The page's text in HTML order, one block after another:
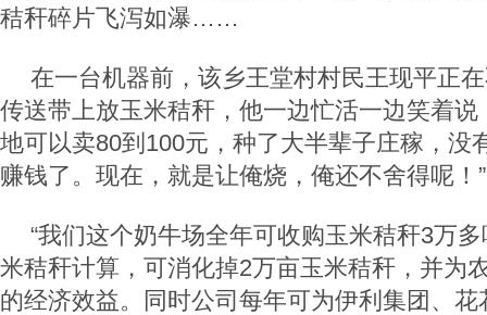
秸秆碎片飞泻如瀑……
在一台机器前，该乡王堂村村民王现平正
传送带上放玉米秸秆，他一边忙活一边笑着说
地可以卖80到100元，种了大半辈子庄稼，没
赚钱了。现在，就是让俺烧，俺还不舍得呢！”
“我们这个奶牛场全年可收购玉米秸秆3万
米秸秆计算，可消化掉2万亩玉米秸秆，并为
的经济效益。同时公司每年可为伊利集团、